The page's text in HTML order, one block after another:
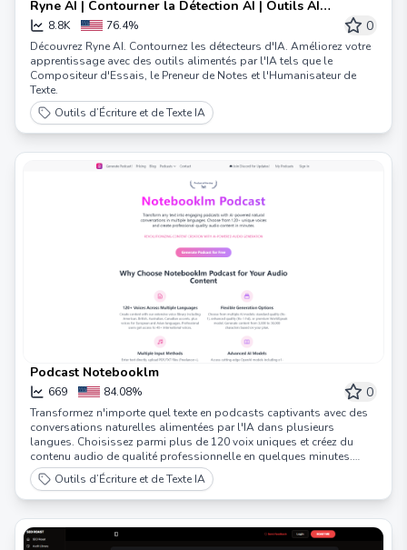
Ryne AI | Contourner la Détection AI | Outils AI
Indétectables
8.8K 76.4% 0
Découvrez Ryne AI. Contournez les détecteurs d'IA. Améliorez votre
apprentissage avec des outils alimentés par l'IA tels que le
Compositeur d'Essais, le Preneur de Notes et l'Humanisateur de
Texte.
Outils d’Écriture et de Texte IA
Podcast Notebooklm
669 84.08% 0
Transformez n'importe quel texte en podcasts captivants avec des
conversations naturelles alimentées par l'IA dans plusieurs
langues. Choisissez parmi plus de 120 voix uniques et créez du
contenu audio de qualité professionnelle en quelques minutes.
Parfait pour les étudiants, les professionnels et les créateurs de
contenu.Outils d’Écriture et de Texte IA